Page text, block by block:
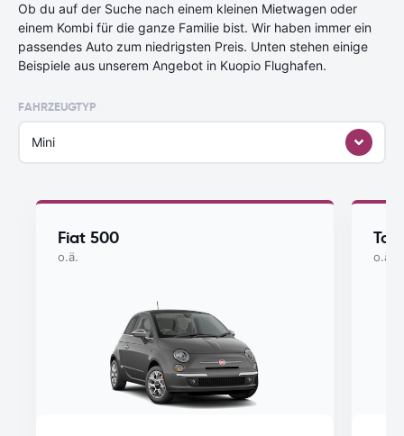
Ob du auf der Suche nach einem kleinen Mietwagen oder
einem Kombi für die ganze Familie bist. Wir haben immer ein
passendes Auto zum niedrigsten Preis. Unten stehen einige
Beispiele aus unserem Angebot in Kuopio Flughafen.
FAHRZEUGTYP
Mini
Fiat 500
o.ä. o.ä.